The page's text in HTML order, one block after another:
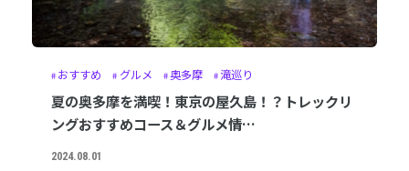
おすすめ グルメ 奥多摩 滝巡り
夏の奥多摩を満喫！東京の屋久島！？トレックリ
ングおすすめコース＆グルメ情…
2024.08.01